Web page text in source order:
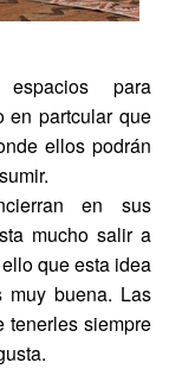
para
en partcular que
ellos podrán
en sus
mucho salir a
que esta idea
muy buena. Las
tenerles siempre